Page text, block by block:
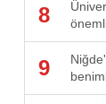
8
9